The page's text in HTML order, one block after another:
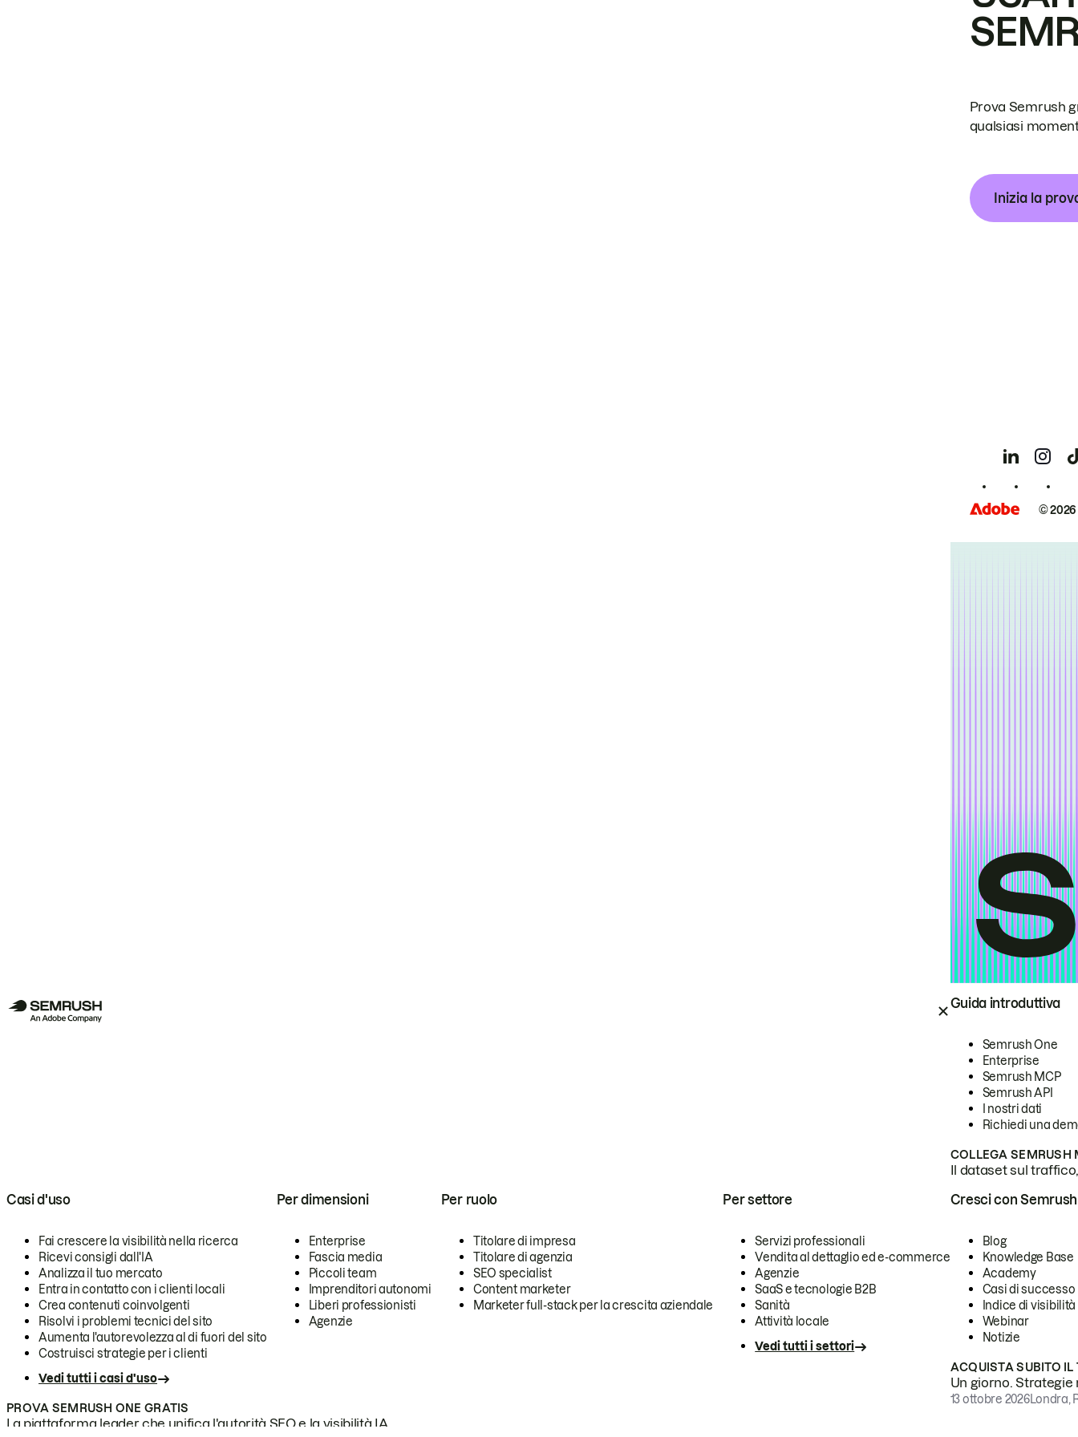
Guida introduttiva
Semrush One
Enterprise
Semrush MCP
Semrush API
I nostri dati
Richiedi una
COLLEGA SEMRUSH
Il dataset sul
Casi d'uso
Fai crescere la visibilità nella ricerca
Ricevi consigli dall'IA
Analizza il tuo mercato
Entra in contatto con i clienti locali
Crea contenuti coinvolgenti
Risolvi i problemi tecnici del sito
Aumenta l'autorevolezza al di fuori del sito
Costruisci strategie per i clienti
Vedi tutti i casi d'uso
Per dimensioni
Enterprise
Fascia media
Piccoli team
Imprenditori autonomi
Liberi professionisti
Agenzie
Per ruolo
Titolare di impresa
Titolare di agenzia
SEO specialist
Content marketer
Marketer full-stack per la crescita aziendale
Per settore
Servizi professionali
Vendita al dettaglio ed e-commerce
Agenzie
SaaS e tecnologie B2B
Sanità
Attività locale
Vedi tutti i settori
PROVA SEMRUSH ONE GRATIS
La piattaforma leader che unifica l'autorità SEO e la visibilità IA.
Cresci con Semrush
Blog
Knowledge Base
Academy
Casi di successo
Indice di visibilità
Webinar
Notizie
ACQUISTA SUBITO IL
Un giorno.
13 ottobre 2026Londra,
Prova Semrush
qualsiasi
Inizia la
©